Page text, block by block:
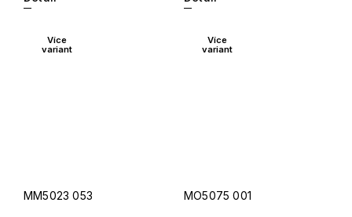
Více
variant
MM5023 053
Více
variant
MO5075 001